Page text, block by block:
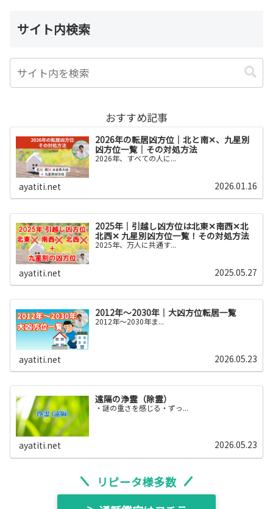
サイト内検索
おすすめ記事
2026年の転居凶方位｜北と南✕、九星別
凶方位一覧｜その対処方法
2026年、すべての人に...
ayatiti.net 2026.01.16
2025年｜引越し凶方位は北東✕南西✕北
北西✕ 九星別凶方位一覧！その対処方法
2025年、万人に共通す...
ayatiti.net 2025.05.27
2012年～2030年｜大凶方位転居一覧
2012年〜2030年ま...
ayatiti.net 2026.05.23
遠隔の浄霊（除霊）
・謎の重さを感じる・ずっ...
ayatiti.net 2026.05.23
リピータ様多数